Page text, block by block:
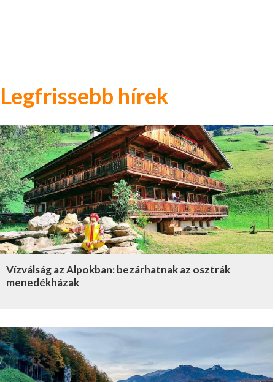
Legfrissebb hírek
Vízválság az Alpokban: bezárhatnak az osztrák
menedékházak